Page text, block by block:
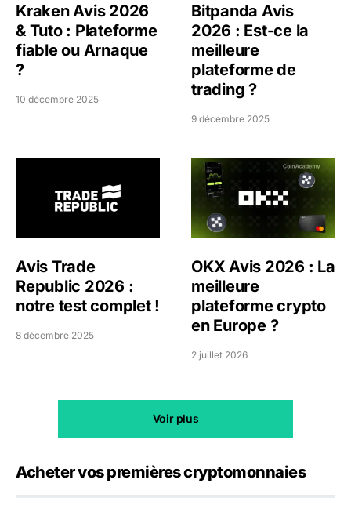
Kraken Avis 2026
& Tuto : Plateforme
fiable ou Arnaque
?
10 décembre 2025
Bitpanda Avis
2026 : Est-ce la
meilleure
plateforme de
trading ?
9 décembre 2025
Avis Trade Republic 2026 : notre test complet !
Avis Trade
Republic 2026 :
notre test complet !
8 décembre 2025
OKX Avis 2026 : La
OKX Avis 2026 : La
meilleure
plateforme crypto
en Europe ?
2 juillet 2026
Voir plus
Acheter vos premières cryptomonnaies